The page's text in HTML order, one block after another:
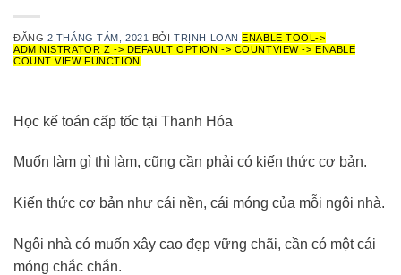
ĐĂNG 2 THÁNG TÁM, 2021 BỞITRỊNH LOAN ENABLE TOOL->
ADMINISTRATOR Z -> DEFAULT OPTION -> COUNTVIEW -> ENABLE
COUNT VIEW FUNCTION
Học kế toán cấp tốc tại Thanh Hóa
Muốn làm gì thì làm, cũng cần phải có kiến thức cơ bản.
Kiến thức cơ bản như cái nền, cái móng của mỗi ngôi nhà.
Ngôi nhà có muốn xây cao đẹp vững chãi, cần có một cái
móng chắc chắn.